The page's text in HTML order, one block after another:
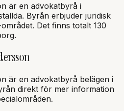
är en advokatbyrå i
. Byrån erbjuder juridisk
Det finns totalt 130
är en advokatbyrå belägen i
direkt för mer information